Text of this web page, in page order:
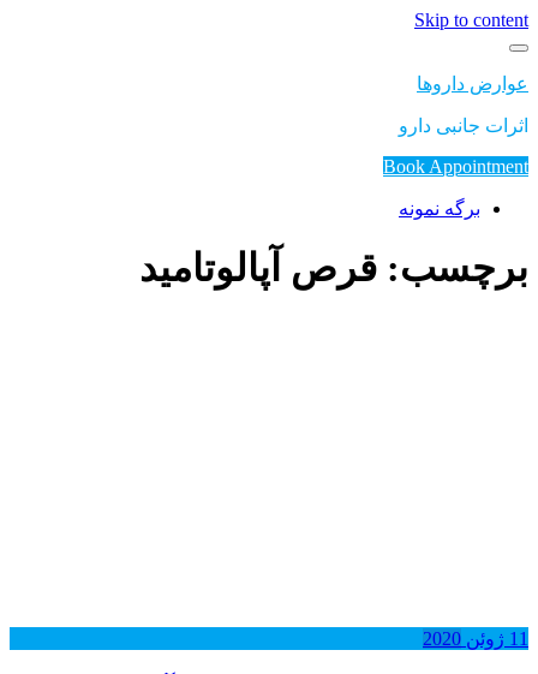
Skip to content
عوارض داروها
اثرات جانبی دارو
Book Appointment
برگه نمونه
برچسب: قرص آپالوتامید
11 ژوئن 2020